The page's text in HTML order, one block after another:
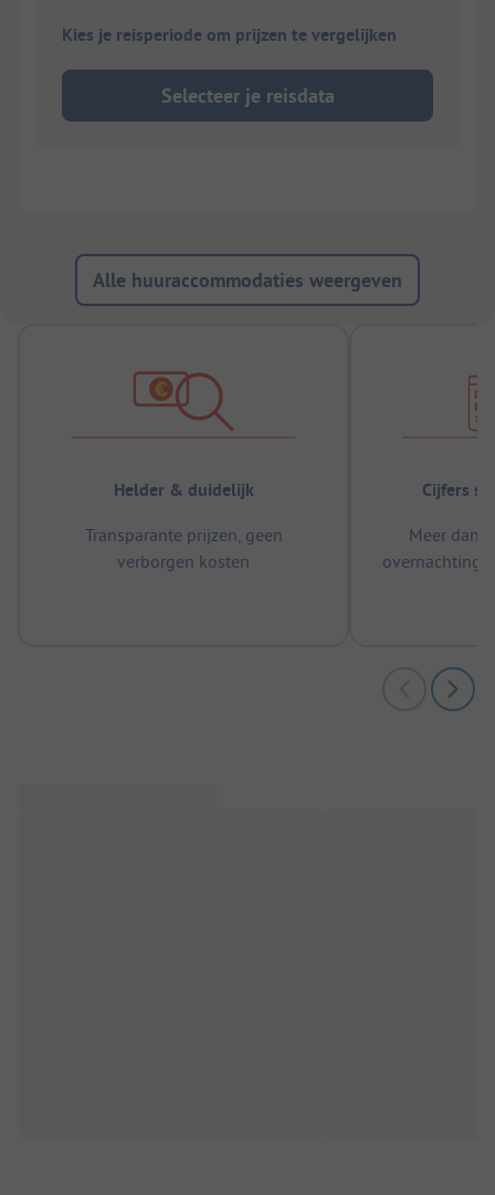
Kies je reisperiode om prijzen te vergelijken
Selecteer je reisdata
Alle huuraccommodaties weergeven
Helder & duidelijk
Transparante prijzen, geen
verborgen kosten
Cijfers
Meer dan